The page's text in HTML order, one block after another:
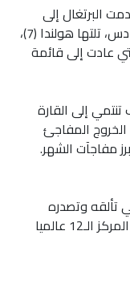
البرتغال إلى
المركز الخامس، وتراجعت البرازيل إلى السادس، تلتها هولندا (7)،
كرواتيا (9)، وأخيرا إيطاليا (10) التي عادت إلى قائمة
إلى القارة
الخروج المفاجئ
مفاجآت الشهر.
تألقه وتصدره
قائمة المنتخبات العربية والإفريقية، محتلا المركز الـ12 عالميا